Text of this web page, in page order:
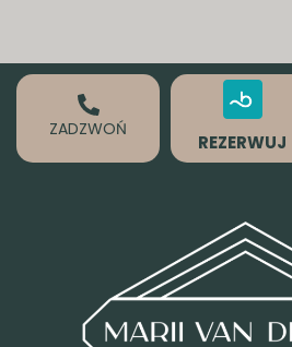
ZADZWOŃ
REZERWUJ